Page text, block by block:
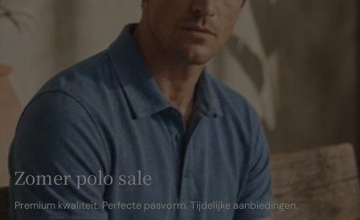
Zomer polo sale
Premium kwaliteit. Perfecte pasvorm. Tijdelijke aanbiedingen.